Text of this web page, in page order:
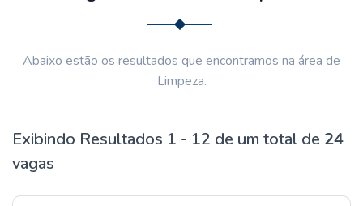
Abaixo estão os resultados que encontramos na área de
Limpeza.
Exibindo Resultados 1 - 12 de um total de 24
vagas